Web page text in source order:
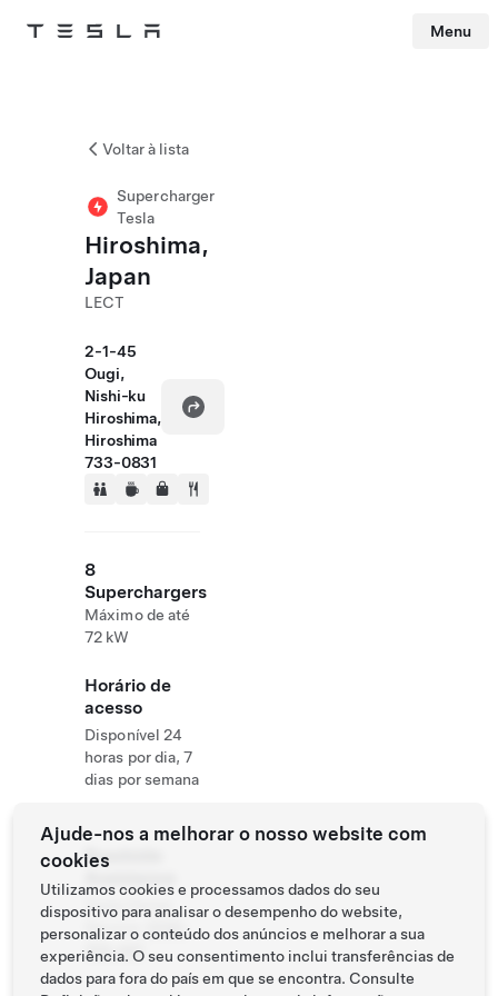
Tesla Menu
Voltar à lista
Supercharger
Tesla
Hiroshima,
Japan
LECT
2-1-45
Ougi,
Nishi-ku
Hiroshima,
Hiroshima
733-0831
8
Superchargers
Máximo de até
72 kW
Horário de
acesso
Disponível 24
horas por dia, 7
dias por semana
Roadside
Tesla Owner
Service:
0120-
312-441
Ajude-nos a melhorar o nosso website com
cookies
Utilizamos cookies e processamos dados do seu
dispositivo para analisar o desempenho do website,
personalizar o conteúdo dos anúncios e melhorar a sua
experiência. O seu consentimento inclui transferências de
dados para fora do país em que se encontra. Consulte